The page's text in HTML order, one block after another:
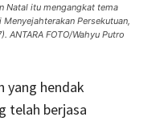
Natal itu mengangkat tema
Persekutuan,
ANTARA FOTO/Wahyu Putro
yang hendak
telah berjasa